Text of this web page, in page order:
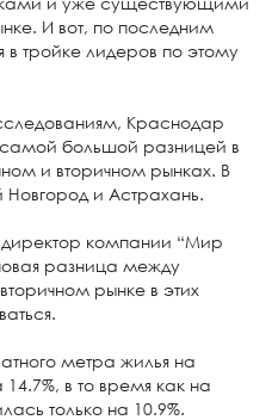
И вот, по последним
тройке лидеров по этому
Краснодар
самой большой разницей в
и вторичном рынках. В
и Астрахань.
директор компании “Мир
разница между
рынке в этих
метра жилья на
в то время как на
только на 10.9%.